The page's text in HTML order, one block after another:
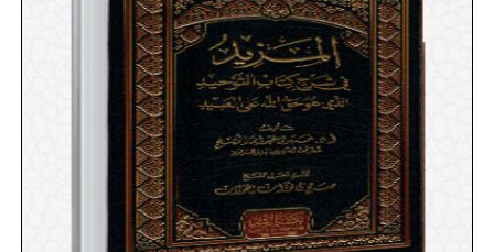
كيف يعلق المؤمن قلبه بالله عز وجل
كيف يجمع الحاج بين حج القلب
وحج البدن.
أنواع القلوب؟
وضع الحناء على الكفين للمضحي